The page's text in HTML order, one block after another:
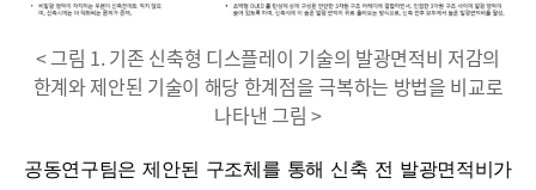
< 그림 1. 기존 신축형 디스플레이 기술의 발광면적비 저감의
한계와 제안된 기술이 해당 한계점을 극복하는 방법을 비교로
나타낸 그림 >
공동연구팀은 제안된 구조체를 통해 신축 전 발광면적비가